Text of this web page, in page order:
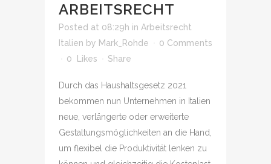
ARBEITSRECHT
Posted at 08:29h in Arbeitsrecht
Italien by Mark_Rohde
0 Comments
0
Likes Share
Durch das Haushaltsgesetz 2021
bekommen nun Unternehmen in Italien
neue, verlängerte oder erweiterte
Gestaltungsmöglichkeiten an die Hand,
um flexibel die Produktivität lenken zu